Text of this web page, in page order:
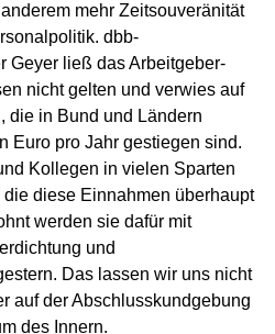
mehr Zeitsouveränität
dbb-
Geyer ließ das Arbeitgeber-
nicht gelten und verwies auf
die in Bund und Ländern
Euro pro Jahr gestiegen sind.
Kollegen in vielen Sparten
diese Einnahmen überhaupt
werden sie dafür mit
und
Das lassen wir uns nicht
auf der Abschlusskundgebung
des Innern.